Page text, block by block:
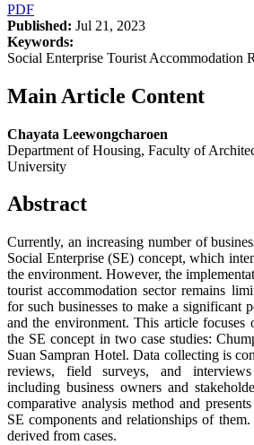
PDF
Published: Jul 21, 2023
Keywords:
Social Enterprise Tourist Accommodation
Main Article Content
Chayata Leewongcharoen
Department of Housing, Faculty of
University
Abstract
Currently, an increasing number of
Social Enterprise (SE) concept, which
the environment. However, the
tourist accommodation sector remains
for such businesses to make a significant
and the environment. This article focuses
the SE concept in two case studies:
Suan Sampran Hotel. Data collecting is
reviews, field surveys, and
including business owners and
comparative analysis method and
SE components and relationships of
derived from cases.